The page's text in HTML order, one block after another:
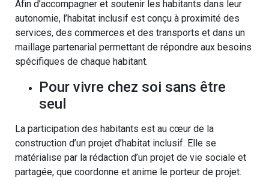
Afin d’accompagner et soutenir les habitants dans leur
autonomie, l’habitat inclusif est conçu à proximité des
services, des commerces et des transports et dans un
maillage partenarial permettant de répondre aux besoins
spécifiques de chaque habitant.
Pour vivre chez soi sans être
seul
La participation des habitants est au cœur de la
construction d’un projet d’habitat inclusif. Elle se
matérialise par la rédaction d’un projet de vie sociale et
partagée, que coordonne et anime le porteur de projet.